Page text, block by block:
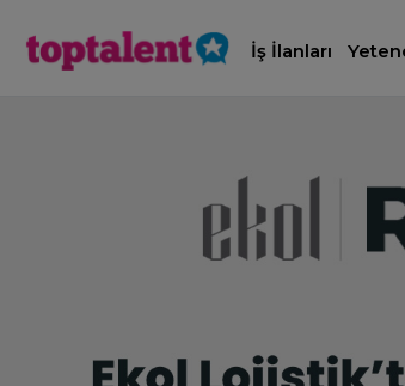
İş İlanları